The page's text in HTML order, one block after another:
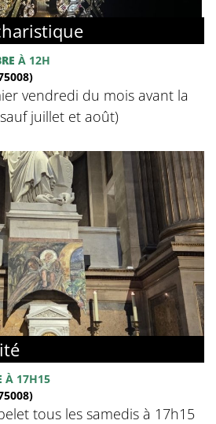
À 12H
vendredi du mois avant la
juillet et août)
À 17H15
tous les samedis à 17h15